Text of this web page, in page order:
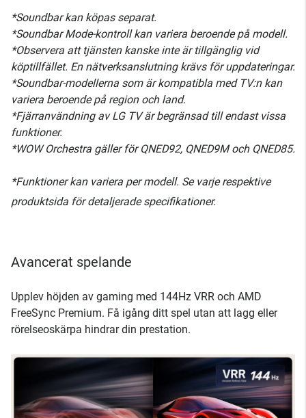
*Soundbar kan köpas separat.
*Soundbar Mode-kontroll kan variera beroende på modell.
*Observera att tjänsten kanske inte är tillgänglig vid
köptillfället. En nätverksanslutning krävs för uppdateringar.
*Soundbar-modellerna som är kompatibla med TV:n kan
variera beroende på region och land.
*Fjärranvändning av LG TV är begränsad till endast vissa
funktioner.
*WOW Orchestra gäller för QNED92, QNED9M och QNED85.
*Funktioner kan variera per modell. Se varje respektive
produktsida för detaljerade specifikationer.
Avancerat spelande
Upplev höjden av gaming med 144Hz VRR och AMD
FreeSync Premium. Få igång ditt spel utan att lagg eller
rörelseoskärpa hindrar din prestation.